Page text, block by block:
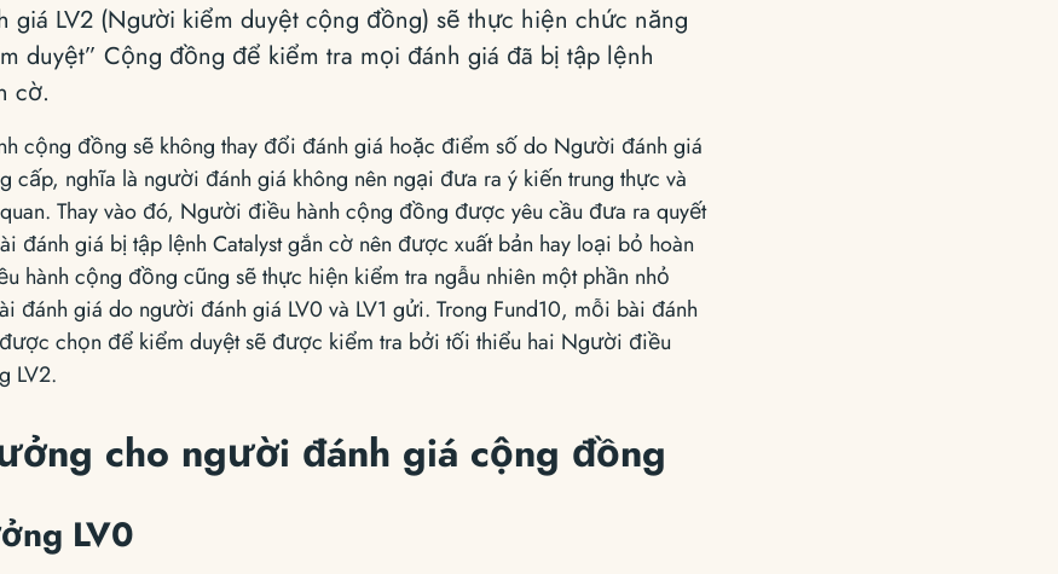
giá LV2 (Người kiểm duyệt cộng đồng) sẽ thực hiện chức năng
duyệt” Cộng đồng để kiểm tra mọi đánh giá đã bị tập lệnh
cờ.
cộng đồng sẽ không thay đổi đánh giá hoặc điểm số do Người đánh giá
cấp, nghĩa là người đánh giá không nên ngại đưa ra ý kiến ​​trung thực và
Thay vào đó, Người điều hành cộng đồng được yêu cầu đưa ra quyết
đánh giá bị tập lệnh Catalyst gắn cờ nên được xuất bản hay loại bỏ hoàn
hành cộng đồng cũng sẽ thực hiện kiểm tra ngẫu nhiên một phần nhỏ
đánh giá do người đánh giá LV0 và LV1 gửi. Trong Fund10, mỗi bài đánh
được chọn để kiểm duyệt sẽ được kiểm tra bởi tối thiểu hai Người điều
LV2.
cho người đánh giá cộng đồng
LV0